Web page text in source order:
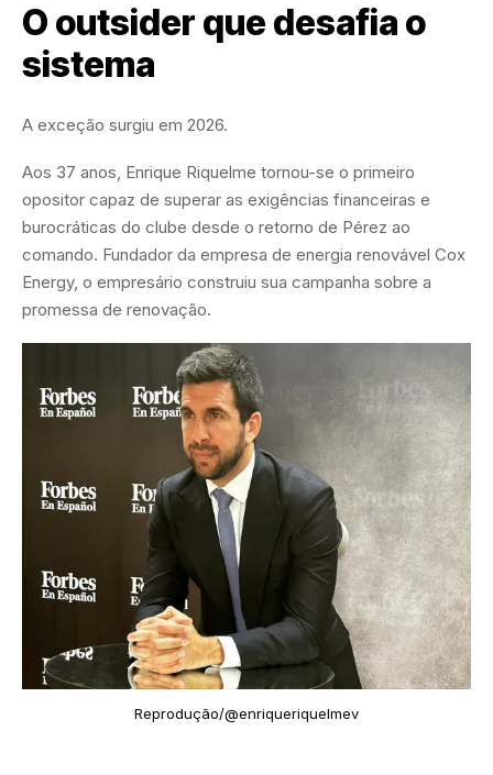
O outsider que desafia o
sistema
A exceção surgiu em 2026.
Aos 37 anos, Enrique Riquelme tornou-se o primeiro
opositor capaz de superar as exigências financeiras e
burocráticas do clube desde o retorno de Pérez ao
comando. Fundador da empresa de energia renovável Cox
Energy, o empresário construiu sua campanha sobre a
promessa de renovação.
Reprodução/@enriqueriquelmev